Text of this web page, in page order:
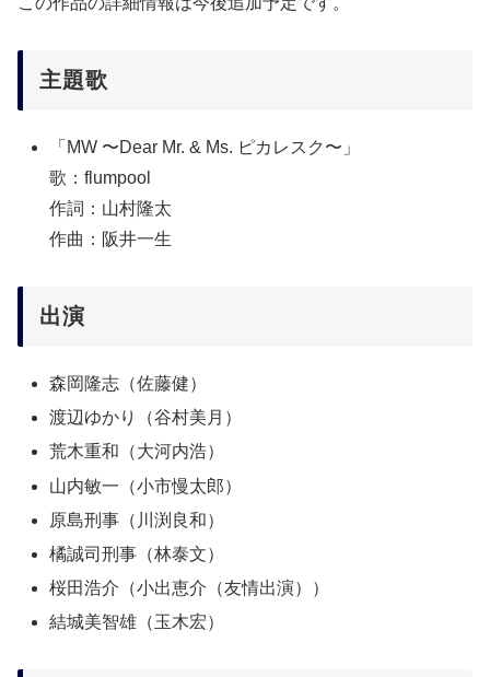
主題歌
「MW 〜Dear Mr. & Ms. ピカレスク〜」
歌：flumpool
作詞：山村隆太
作曲：阪井一生
出演
森岡隆志（佐藤健）
渡辺ゆかり（谷村美月）
荒木重和（大河内浩）
山内敏一（小市慢太郎）
原島刑事（川渕良和）
橘誠司刑事（林泰文）
桜田浩介（小出恵介（友情出演））
結城美智雄（玉木宏）